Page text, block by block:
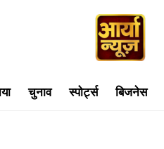
चुनाव स्पोर्ट्स बिजनेस